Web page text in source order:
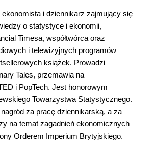
ekonomista i dziennikarz zajmujący się
o statystyce i ekonomii,
Timesa, współtwórca oraz
i telewizyjnych programów
książek. Prowadzi
Tales, przemawia na
i PopTech. Jest honorowym
Towarzystwa Statystycznego.
za pracę dziennikarską, a za
na temat zagadnień ekonomicznych
Orderem Imperium Brytyjskiego.